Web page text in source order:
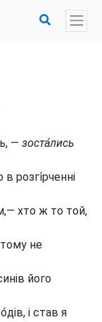
— зоста́лись
розгі́рченні
хто ж то той,
не
його
і став я